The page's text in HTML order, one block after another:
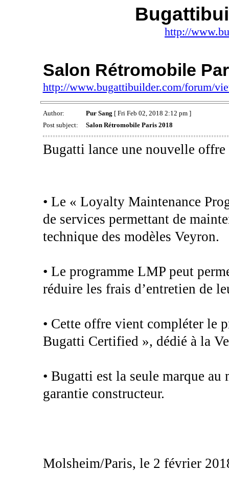
http://
Salon Rétromobile
http://www.bugattibuilder.com/forum/
Author: Pur Sang [ Fri Feb 02, 2018 2:12 pm ]
Post subject:
Salon Rétromobile Paris 2018
Bugatti lance une nouvelle
• Le « Loyalty Maintenance
de services permettant de
technique des modèles Veyron.
• Le programme LMP peut
réduire les frais d’entretien de
• Cette offre vient compléter le
Bugatti Certified », dédié à la
• Bugatti est la seule marque au
garantie constructeur.
Molsheim/Paris, le 2 février